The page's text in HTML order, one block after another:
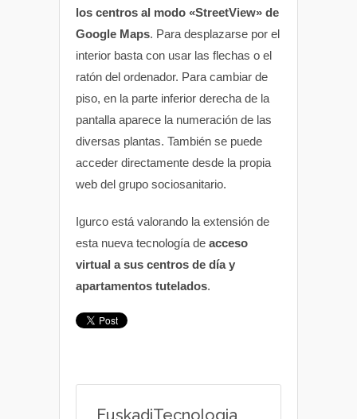
los centros al modo «StreetView» de
Google Maps. Para desplazarse por el
interior basta con usar las flechas o el
ratón del ordenador. Para cambiar de
piso, en la parte inferior derecha de la
pantalla aparece la numeración de las
diversas plantas. También se puede
acceder directamente desde la propia
web del grupo sociosanitario.
Igurco está valorando la extensión de
esta nueva tecnología de acceso
virtual a sus centros de día y
apartamentos tutelados.
EuskadiTecnologia